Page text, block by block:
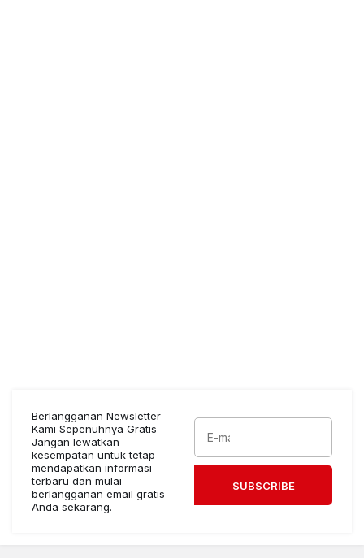
Berlangganan Newsletter
Kami Sepenuhnya Gratis
Jangan lewatkan
kesempatan untuk tetap
mendapatkan informasi
terbaru dan mulai
berlangganan email gratis
Anda sekarang.
SUBSCRIBE